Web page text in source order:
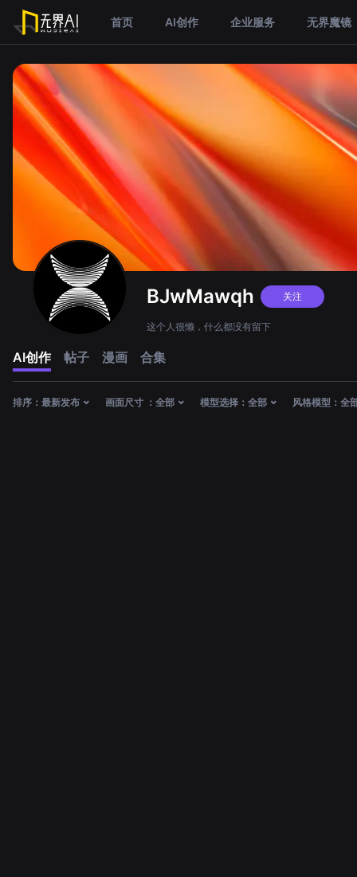
首页 AI创作 企业服务 无界魔镜
BJwMawqh 关注
这个人很懒，什么都没有留下
AI创作 帖子 漫画 合集
排序： 最新发布 画面尺寸 ： 全部 模型选择： 全部 风格模型： 全